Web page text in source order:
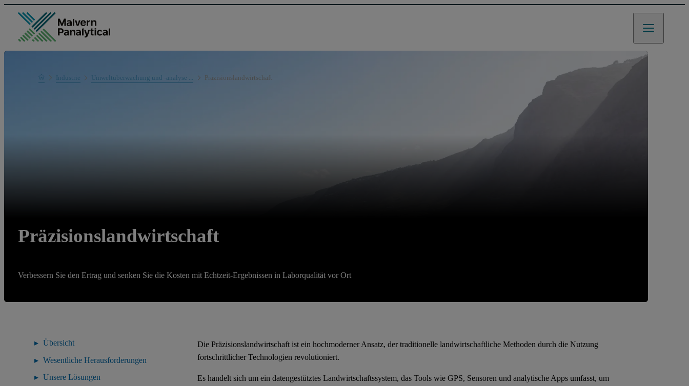
HomeIndustrie Umweltüberwachung und -analyse ... Präzisionslandwirtschaft
Präzisionslandwirtschaft
Verbessern Sie den Ertrag und senken Sie die Kosten mit Echtzeit-Ergebnissen in Laborqualität vor Ort
Übersicht
Wesentliche Herausforderungen
Unsere Lösungen
Die Präzisionslandwirtschaft ist ein hochmoderner Ansatz, der traditionelle landwirtschaftliche Methoden durch die Nutzung
fortschrittlicher Technologien revolutioniert.
Es handelt sich um ein datengestütztes Landwirtschaftssystem, das Tools wie GPS, Sensoren und analytische Apps umfasst, um